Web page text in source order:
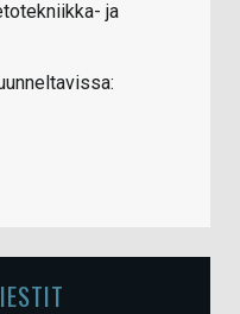
ja